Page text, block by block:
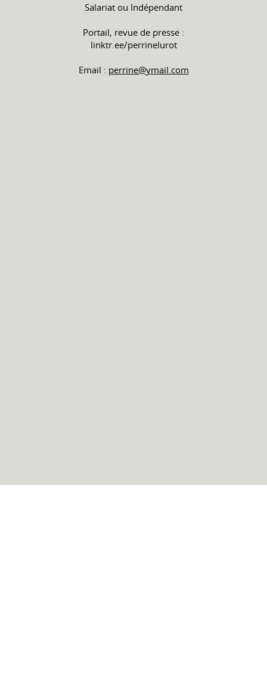
Salariat ou Indépendant
Portail, revue de presse :
linktr.ee/perrinelurot
Email : perrine@ymail.com